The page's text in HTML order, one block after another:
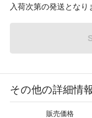
入荷次第の発送となり
その他の詳細情
販売価格